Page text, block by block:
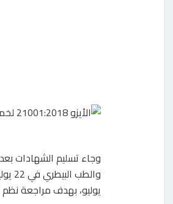
وجاء تسليم الشهادات
يوليو، بهدف مراجعة